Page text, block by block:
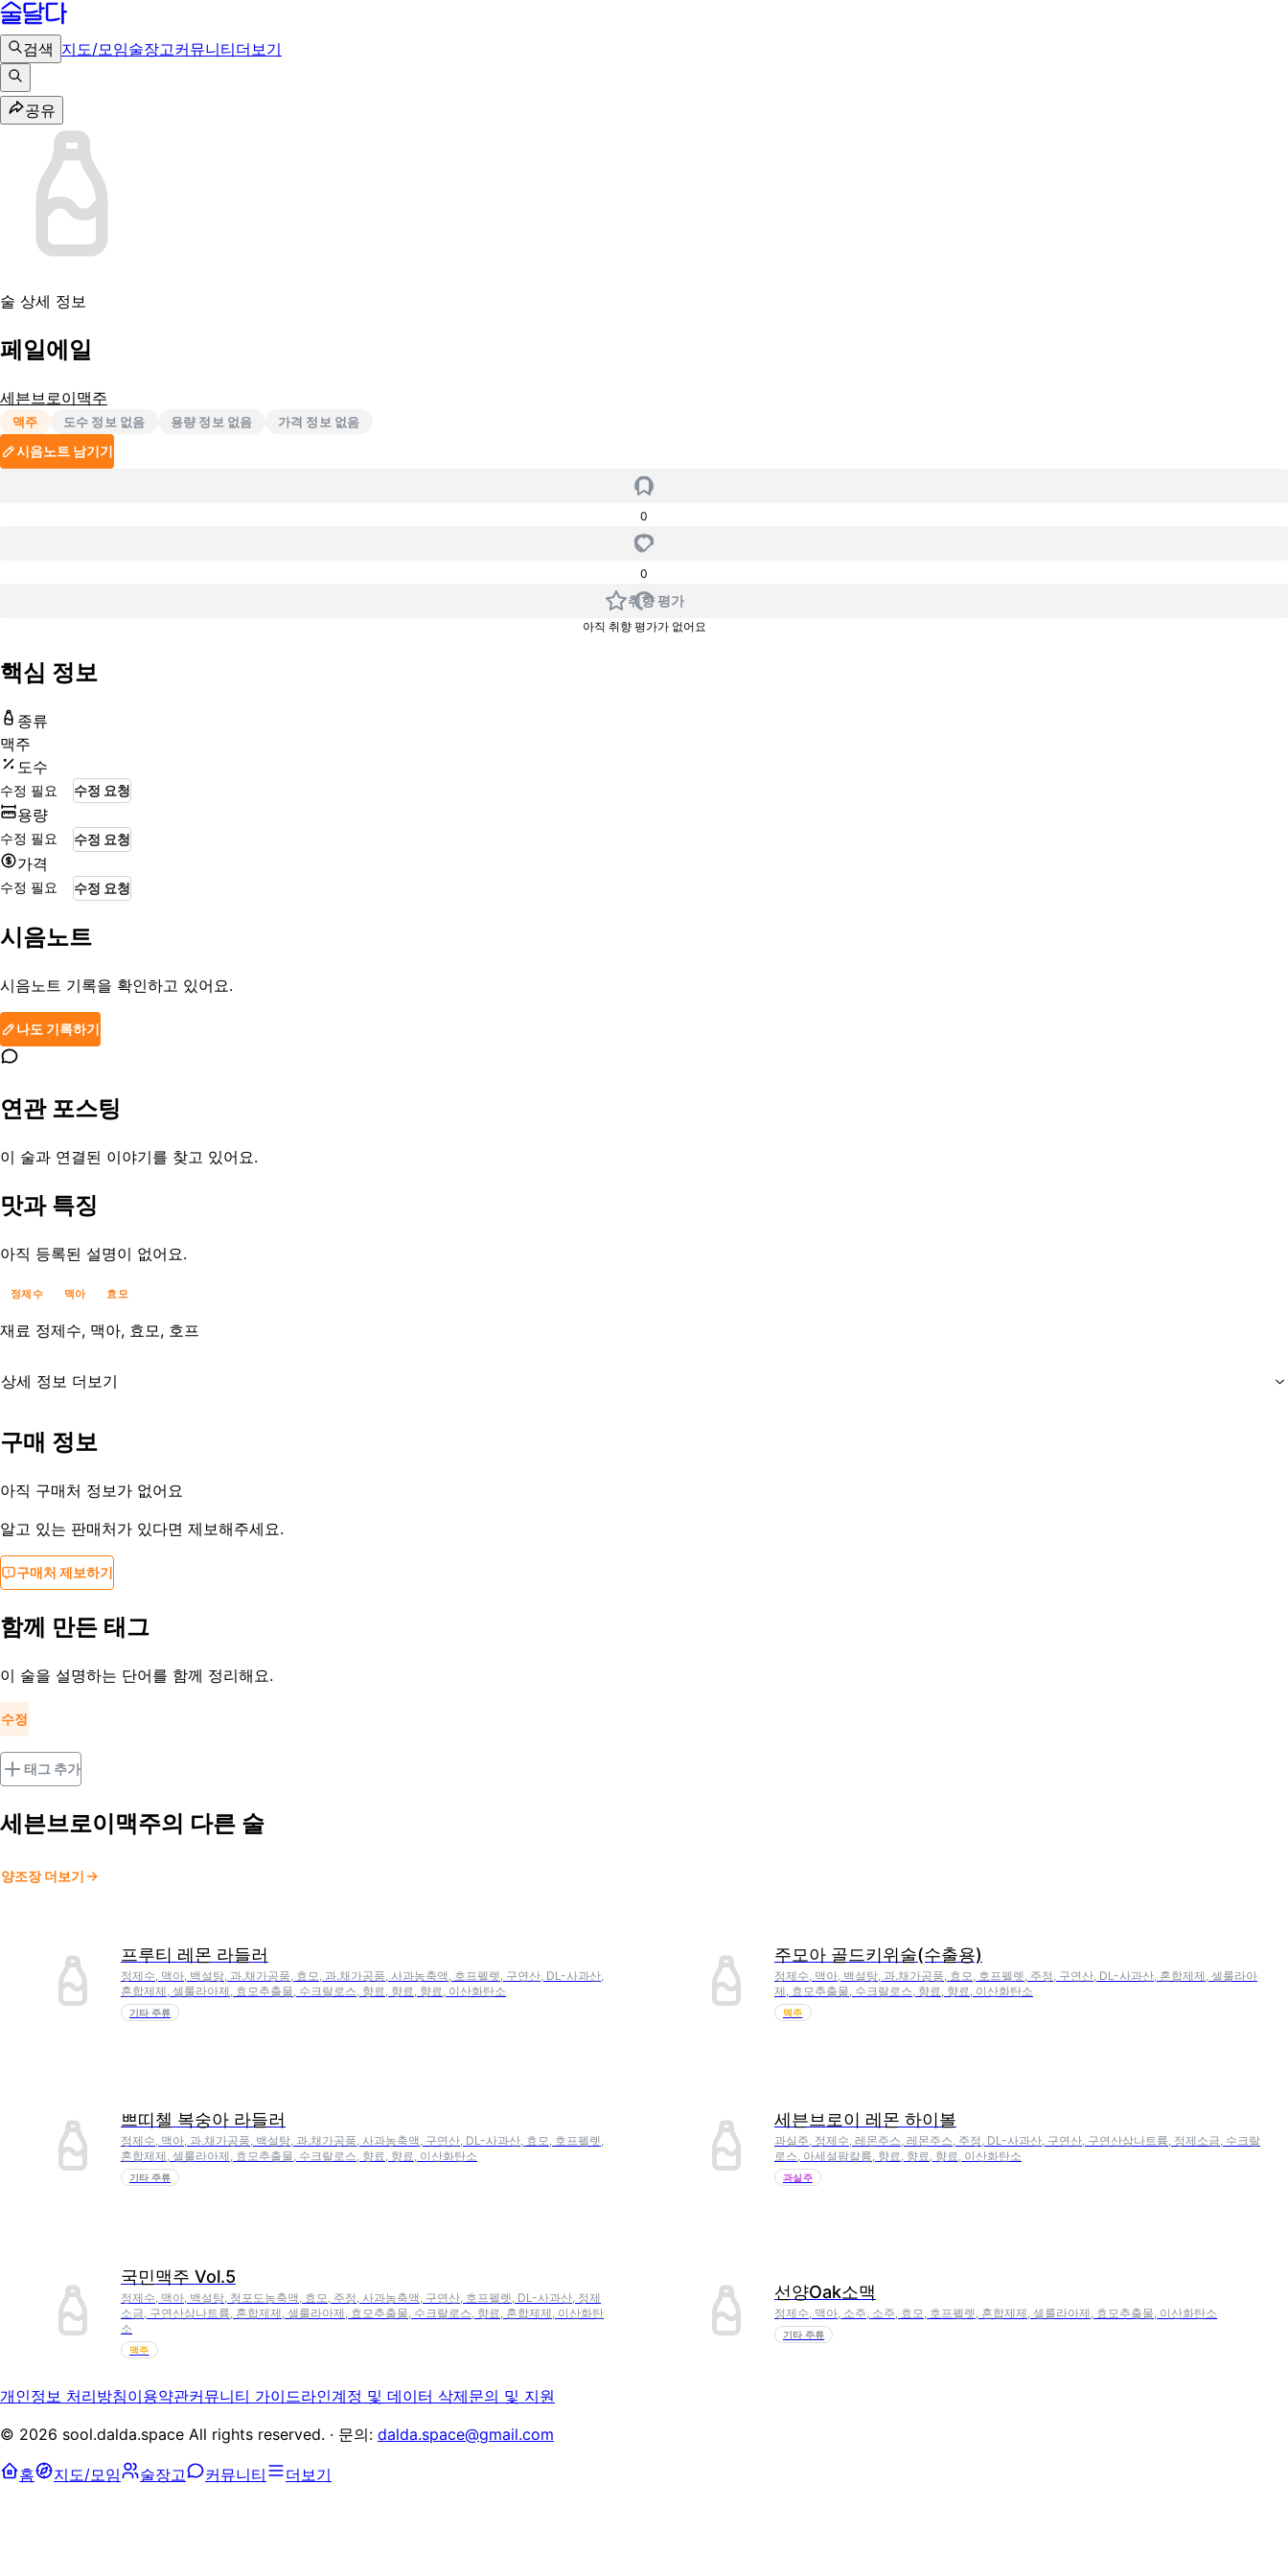
검색 지도/모임술장고커뮤니티더보기
공유
술 상세 정보
페일에일
세븐브로이맥주
맥주 도수 정보 없음 용량 정보 없음 가격 정보 없음
시음노트 남기기
0
0
취향 평가
아직 취향 평가가 없어요
핵심 정보
종류
맥주
도수
수정 필요 수정 요청
용량
수정 필요 수정 요청
가격
수정 필요 수정 요청
시음노트
시음노트 기록을 확인하고 있어요.
나도 기록하기
연관 포스팅
이 술과 연결된 이야기를 찾고 있어요.
맛과 특징
아직 등록된 설명이 없어요.
정제수 맥아 효모
재료 정제수, 맥아, 효모, 호프
상세 정보 더보기
등록일
구매 정보
아직 구매처 정보가 없어요
알고 있는 판매처가 있다면 제보해주세요.
구매처 제보하기
함께 만든 태그
이 술을 설명하는 단어를 함께 정리해요.
수정
태그 추가
세븐브로이맥주의 다른 술
양조장 더보기
프루티 레몬 라들러
정제수, 맥아, 백설탕, 과.채가공품, 효모, 과.채가공품, 사과농축액, 호프펠렛, 구연산, DL-사과산,
혼합제제, 셀룰라아제, 효모추출물, 수크랄로스, 향료, 향료, 향료, 이산화탄소
기타 주류
주모아 골드키위술(수출용)
정제수, 맥아, 백설탕, 과.채가공품, 효모, 호프펠렛, 주정, 구연산, DL-사과산, 혼합제제, 셀룰라아
제, 효모추출물, 수크랄로스, 향료, 향료, 이산화탄소
맥주
쁘띠첼 복숭아 라들러
정제수, 맥아, 과.채가공품, 백설탕, 과.채가공품, 사과농축액, 구연산, DL-사과산, 효모, 호프펠렛,
혼합제제, 셀룰라아제, 효모추출물, 수크랄로스, 향료, 향료, 이산화탄소
기타 주류
세븐브로이 레몬 하이볼
과실주, 정제수, 레몬주스, 레몬주스, 주정, DL-사과산, 구연산, 구연산삼나트륨, 정제소금, 수크랄
로스, 아세설팜칼륨, 향료, 향료, 향료, 이산화탄소
과실주
국민맥주 Vol.5
정제수, 맥아, 백설탕, 청포도농축액, 효모, 주정, 사과농축액, 구연산, 호프펠렛, DL-사과산, 정제
소금, 구연산삼나트륨, 혼합제제, 셀룰라아제, 효모추출물, 수크랄로스, 향료, 혼합제제, 이산화탄
소
맥주
선양Oak소맥
정제수, 맥아, 소주, 소주, 효모, 호프펠렛, 혼합제제, 셀룰라아제, 효모추출물, 이산화탄소
기타 주류
개인정보 처리방침이용약관커뮤니티 가이드라인계정 및 데이터 삭제문의 및 지원
© 2026 sool.dalda.space All rights reserved. · 문의: dalda.space@gmail.com
홈 지도/모임 술장고 커뮤니티 더보기